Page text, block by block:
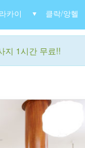
카이 ▼ 클락/앙헬
지 1시간 무료!!